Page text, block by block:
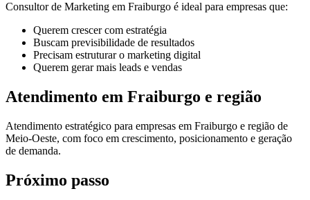
Consultor de Marketing em Fraiburgo é ideal para empresas que:
Querem crescer com estratégia
Buscam previsibilidade de resultados
Precisam estruturar o marketing digital
Querem gerar mais leads e vendas
Atendimento em Fraiburgo e região
Atendimento estratégico para empresas em Fraiburgo e região de
Meio-Oeste, com foco em crescimento, posicionamento e geração
de demanda.
Próximo passo